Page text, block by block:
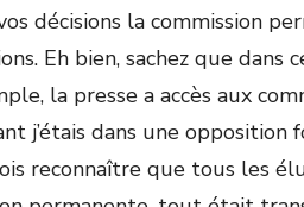
décisions la commission
Eh bien, sachez que dans
la presse a accès aux
j’étais dans une opposition
reconnaître que tous les